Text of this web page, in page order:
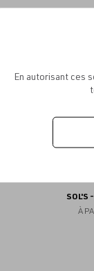
Ajouter
SOL'S
À
En autorisant ces